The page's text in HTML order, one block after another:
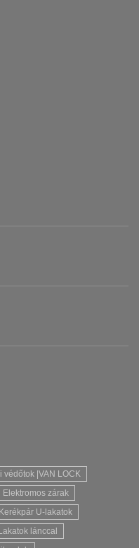
védőtok |VAN LOCK
Elektromos zárak
Kerékpár U-lakatok
lánccal